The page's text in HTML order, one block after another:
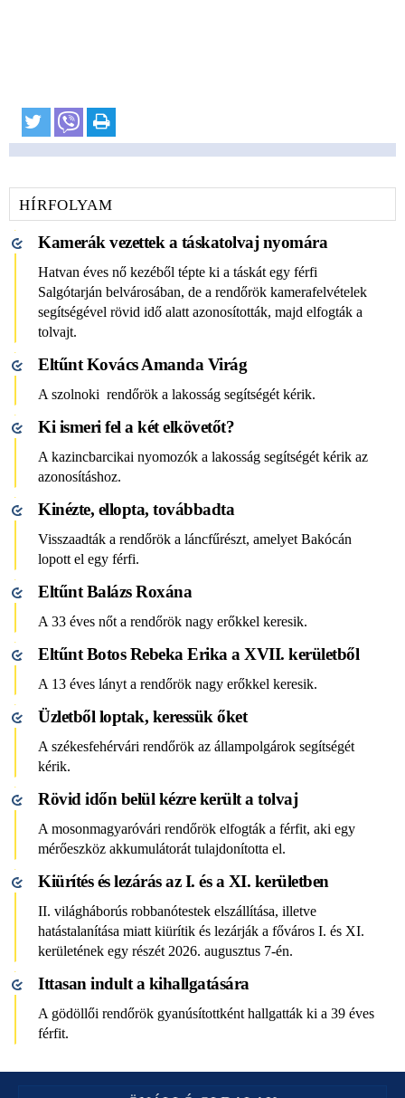
HÍRFOLYAM
Kamerák vezettek a táskatolvaj nyomára
Hatvan éves nő kezéből tépte ki a táskát egy férfi
Salgótarján belvárosában, de a rendőrök kamerafelvételek
segítségével rövid idő alatt azonosították, majd elfogták a
tolvajt.
Eltűnt Kovács Amanda Virág
A szolnoki rendőrök a lakosság segítségét kérik.
Ki ismeri fel a két elkövetőt?
A kazincbarcikai nyomozók a lakosság segítségét kérik az
azonosításhoz.
Kinézte, ellopta, továbbadta
Visszaadták a rendőrök a láncfűrészt, amelyet Bakócán
lopott el egy férfi.
Eltűnt Balázs Roxána
A 33 éves nőt a rendőrök nagy erőkkel keresik.
Eltűnt Botos Rebeka Erika a XVII. kerületből
A 13 éves lányt a rendőrök nagy erőkkel keresik.
Üzletből loptak, keressük őket
A székesfehérvári rendőrök az állampolgárok segítségét
kérik.
Rövid időn belül kézre került a tolvaj
A mosonmagyaróvári rendőrök elfogták a férfit, aki egy
mérőeszköz akkumulátorát tulajdonította el.
Kiürítés és lezárás az I. és a XI. kerületben
II. világháborús robbanótestek elszállítása, illetve
hatástalanítása miatt kiürítik és lezárják a főváros I. és XI.
kerületének egy részét 2026. augusztus 7-én.
Ittasan indult a kihallgatására
A gödöllői rendőrök gyanúsítottként hallgatták ki a 39 éves
férfit.